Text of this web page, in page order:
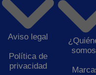
Aviso legal
Política de
privacidad